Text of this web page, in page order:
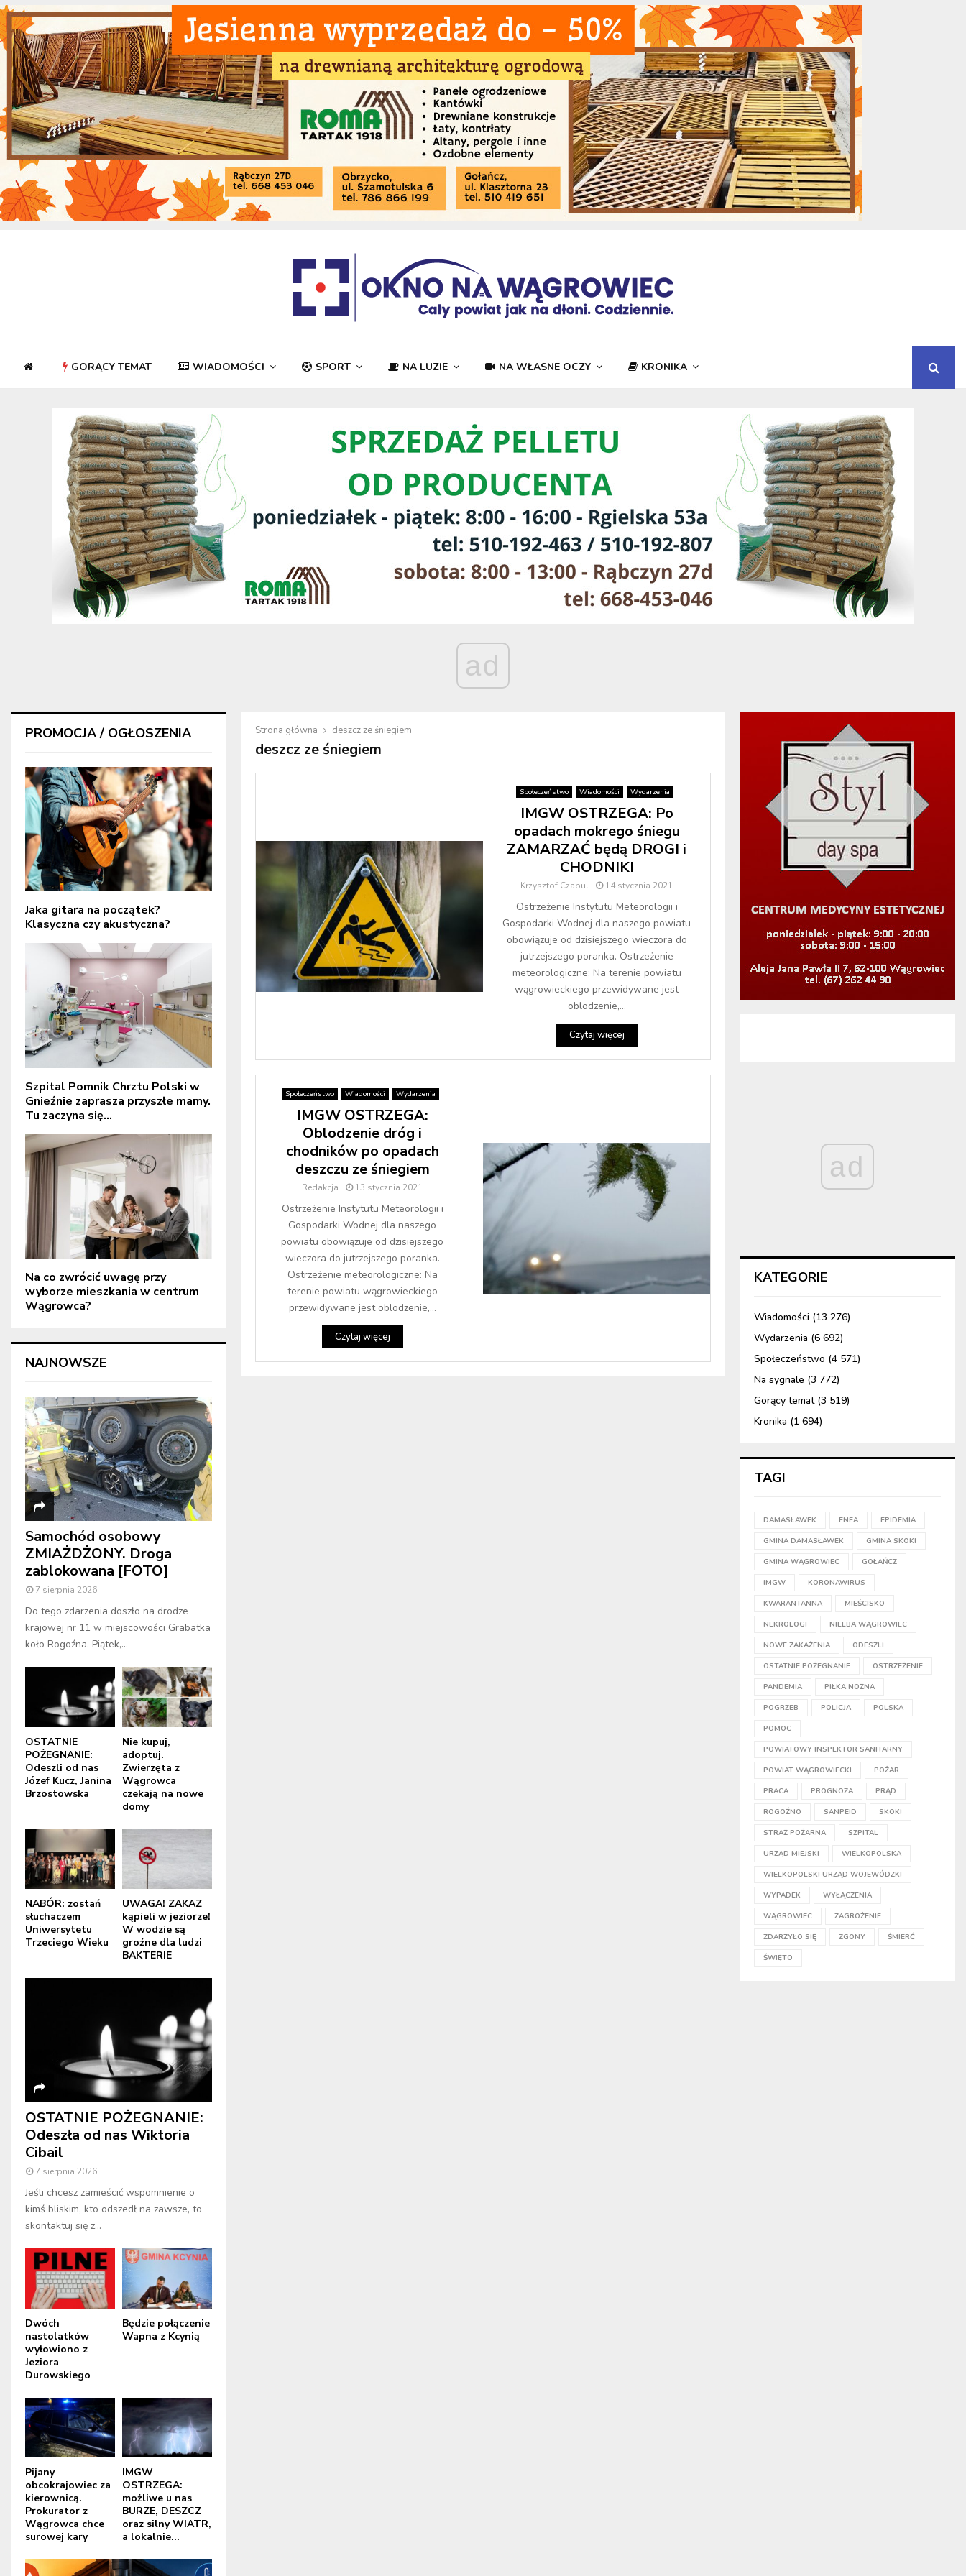
GORĄCY TEMAT WIADOMOŚCI SPORT NA LUZIE NA WŁASNE OCZY KRONIKA
ad
Strona główna deszcz ze śniegiem
deszcz ze śniegiem
Społeczeństwo Wiadomości Wydarzenia
IMGW OSTRZEGA: Po
opadach mokrego śniegu
ZAMARZAĆ będą DROGI i
CHODNIKI
Krzysztof Czapul 14 stycznia 2021
Ostrzeżenie Instytutu Meteorologii i
Gospodarki Wodnej dla naszego powiatu
obowiązuje od dzisiejszego wieczora do
jutrzejszego poranka. Ostrzeżenie
meteorologiczne: Na terenie powiatu
wągrowieckiego przewidywane jest
oblodzenie,...
Czytaj więcej
Społeczeństwo Wiadomości Wydarzenia
IMGW OSTRZEGA:
Oblodzenie dróg i
chodników po opadach
deszczu ze śniegiem
Redakcja 13 stycznia 2021
Ostrzeżenie Instytutu Meteorologii i
Gospodarki Wodnej dla naszego
powiatu obowiązuje od dzisiejszego
wieczora do jutrzejszego poranka.
Ostrzeżenie meteorologiczne: Na
terenie powiatu wągrowieckiego
przewidywane jest oblodzenie,...
Czytaj więcej
PROMOCJA / OGŁOSZENIA
Jaka gitara na początek?
Klasyczna czy akustyczna?
Szpital Pomnik Chrztu Polski w
Gnieźnie zaprasza przyszłe mamy.
Tu zaczyna się...
Na co zwrócić uwagę przy
wyborze mieszkania w centrum
Wągrowca?
NAJNOWSZE
Samochód osobowy
ZMIAŻDŻONY. Droga
zablokowana [FOTO]
7 sierpnia 2026
Do tego zdarzenia doszło na drodze
krajowej nr 11 w miejscowości Grabatka
koło Rogoźna. Piątek,...
OSTATNIE
POŻEGNANIE:
Odeszli od nas
Józef Kucz, Janina
Brzostowska
Nie kupuj,
adoptuj.
Zwierzęta z
Wągrowca
czekają na nowe
domy
NABÓR: zostań
słuchaczem
Uniwersytetu
Trzeciego Wieku
UWAGA! ZAKAZ
kąpieli w jeziorze!
W wodzie są
groźne dla ludzi
BAKTERIE
OSTATNIE POŻEGNANIE:
Odeszła od nas Wiktoria
Cibail
7 sierpnia 2026
Jeśli chcesz zamieścić wspomnienie o
kimś bliskim, kto odszedł na zawsze, to
skontaktuj się z...
Dwóch
nastolatków
wyłowiono z
Jeziora
Durowskiego
Będzie połączenie
Wapna z Kcynią
Pijany
obcokrajowiec za
kierownicą.
Prokurator z
Wągrowca chce
surowej kary
IMGW
OSTRZEGA:
możliwe u nas
BURZE, DESZCZ
oraz silny WIATR,
a lokalnie...
ad
KATEGORIE
Wiadomości (13 276)
Wydarzenia (6 692)
Społeczeństwo (4 571)
Na sygnale (3 772)
Gorący temat(3 519)
Kronika (1 694)
TAGI
DAMASŁAWEK ENEA EPIDEMIA
GMINA DAMASŁAWEK GMINA SKOKI
GMINA WĄGROWIEC GOŁAŃCZ
IMGW KORONAWIRUS
KWARANTANNA MIEŚCISKO
NEKROLOGI NIELBA WĄGROWIEC
NOWE ZAKAŻENIA ODESZLI
OSTATNIE POŻEGNANIE OSTRZEŻENIE
PANDEMIA PIŁKA NOŻNA
POGRZEB POLICJA POLSKA
POMOC
POWIATOWY INSPEKTOR SANITARNY
POWIAT WĄGROWIECKI POŻAR
PRACA PROGNOZA PRĄD
ROGOŹNO SANPEID SKOKI
STRAŻ POŻARNA SZPITAL
URZĄD MIEJSKI WIELKOPOLSKA
WIELKOPOLSKI URZĄD WOJEWÓDZKI
WYPADEK WYŁĄCZENIA
WĄGROWIEC ZAGROŻENIE
ZDARZYŁO SIĘ ZGONY ŚMIERĆ
ŚWIĘTO